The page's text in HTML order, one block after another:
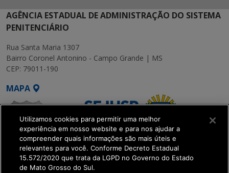
AGÊNCIA ESTADUAL DE ADMINISTRAÇÃO DO SISTEMA
PENITENCIÁRIO
Rua Santa Maria 1307
Bairro Coronel Antonino - Campo Grande | MS
CEP: 79011-190
MAPA
SETDIG | Secretaria-
Utilizamos cookies para permitir uma melhor
experiência em nosso website e para nos ajudar a
compreender quais informações são mais úteis e
relevantes para você. Conforme Decreto Estadual
15.572/2020 que trata da LGPD no Governo do Estado
de Mato Grosso do Sul.